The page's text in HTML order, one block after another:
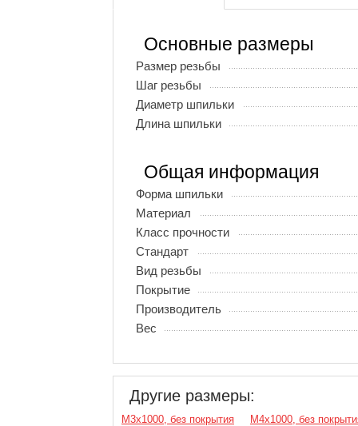
Основные размеры
Размер резьбы
Шаг резьбы
Диаметр шпильки
Длина шпильки
Общая информация
Форма шпильки
Материал
Класс прочности
Стандарт
Вид резьбы
Покрытие
Производитель
Вес
Другие размеры:
М3х1000, без покрытия
М4х1000, без